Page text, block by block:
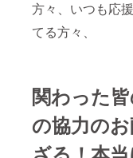
方々、いつも応
てる方々、
関わった
の協力の